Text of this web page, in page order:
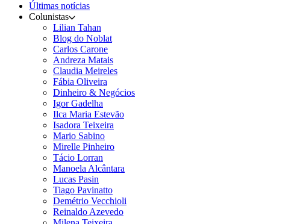
Últimas notícias
Colunistas
Lilian Tahan
Blog do Noblat
Carlos Carone
Andreza Matais
Claudia Meireles
Fábia Oliveira
Dinheiro & Negócios
Igor Gadelha
Ilca Maria Estevão
Isadora Teixeira
Mario Sabino
Mirelle Pinheiro
Tácio Lorran
Manoela Alcântara
Lucas Pasin
Tiago Pavinatto
Demétrio Vecchioli
Reinaldo Azevedo